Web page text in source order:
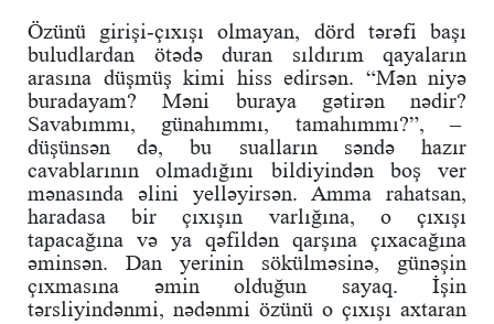
Özünü girişi-çıxışı olmayan, dörd tərəfi başı
buludlardan ötədə duran sıldırım qayaların
arasına düşmüş kimi hiss edirsən. “Mən niyə
buradayam? Məni buraya gətirən nədir?
Savabımmı, günahımmı, tamahımmı?”, –
düşünsən də, bu sualların səndə hazır
cavablarının olmadığını bildiyindən boş ver
mənasında əlini yelləyirsən. Amma rahatsan,
haradasa bir çıxışın varlığına, o çıxışı
tapacağına və ya qəfildən qarşına çıxacağına
əminsən. Dan yerinin sökülməsinə, günəşin
çıxmasına əmin olduğun sayaq. İşin
tərsliyindənmi, nədənmi özünü o çıxışı axtaran